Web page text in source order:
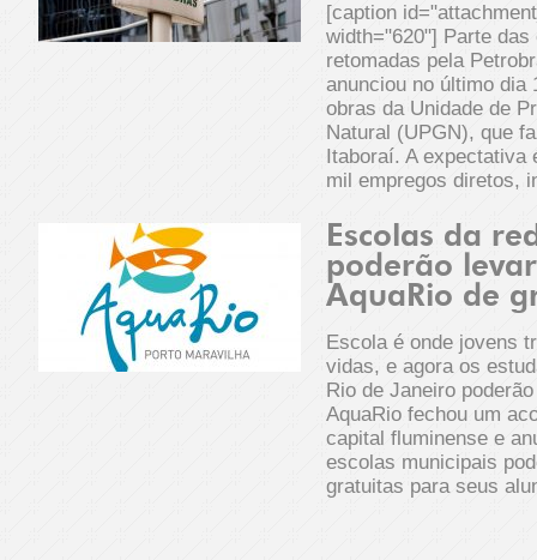
[caption
width="620"] Parte
retomadas pela
anunciou no último dia
obras da Unidade de
Natural (UPGN), que
Itaboraí. A expectativa
mil empregos diretos,
Escolas da
poderão
AquaRio de
Escola é onde jovens
vidas, e agora os
Rio de Janeiro
AquaRio fechou um
capital fluminense e
escolas municipais
gratuitas para seus